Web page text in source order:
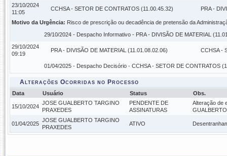
23/10/2024
11:05
CCHSA - SETOR DE CONTRATOS (11.00.45.32) PRA -
Motivo da Urgência: Risco de prescrição ou decadência de pretensão da
29/10/2024 - Despacho Informativo - PRA - DIVISÃO DE MATERIAL
29/10/2024
09:19
PRA - DIVISÃO DE MATERIAL (11.01.08.02.06) CCHSA -
01/04/2025 - Despacho Decisório - CCHSA - SETOR DE CONTRATOS
Alterações Ocorridas no Processo
Data Usuário Status Obs.
15/10/2024
JOSE GUALBERTO TARGINO
PRAXEDES
PENDENTE DE
ASSINATURAS
Alteração de
01/04/2025
JOSE GUALBERTO TARGINO
PRAXEDES
ATIVO